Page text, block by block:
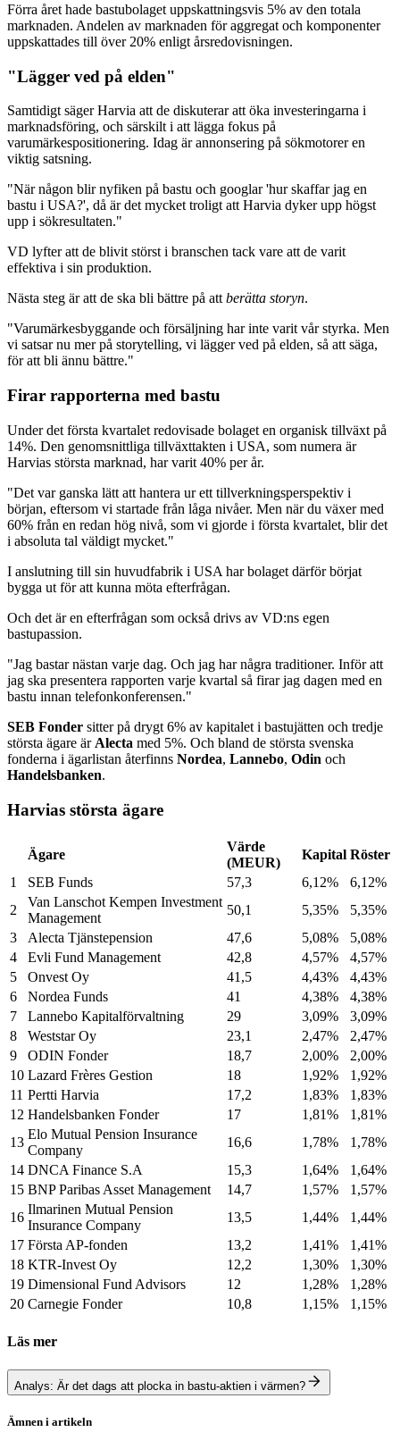
Förra året hade bastubolaget uppskattningsvis 5% av den totala
marknaden. Andelen av marknaden för aggregat och komponenter
uppskattades till över 20% enligt årsredovisningen.
"Lägger ved på elden"
Samtidigt säger Harvia att de diskuterar att öka investeringarna i
marknadsföring, och särskilt i att lägga fokus på
varumärkespositionering. Idag är annonsering på sökmotorer en
viktig satsning.
"När någon blir nyfiken på bastu och googlar 'hur skaffar jag en
bastu i USA?', då är det mycket troligt att Harvia dyker upp högst
upp i sökresultaten."
VD lyfter att de blivit störst i branschen tack vare att de varit
effektiva i sin produktion.
Nästa steg är att de ska bli bättre på att berätta storyn.
"Varumärkesbyggande och försäljning har inte varit vår styrka. Men
vi satsar nu mer på storytelling, vi lägger ved på elden, så att säga,
för att bli ännu bättre."
Firar rapporterna med bastu
Under det första kvartalet redovisade bolaget en organisk tillväxt på
14%. Den genomsnittliga tillväxttakten i USA, som numera är
Harvias största marknad, har varit 40% per år.
"Det var ganska lätt att hantera ur ett tillverkningsperspektiv i
början, eftersom vi startade från låga nivåer. Men när du växer med
60% från en redan hög nivå, som vi gjorde i första kvartalet, blir det
i absoluta tal väldigt mycket."
I anslutning till sin huvudfabrik i USA har bolaget därför börjat
bygga ut för att kunna möta efterfrågan.
Och det är en efterfrågan som också drivs av VD:ns egen
bastupassion.
"Jag bastar nästan varje dag. Och jag har några traditioner. Inför att
jag ska presentera rapporten varje kvartal så firar jag dagen med en
bastu innan telefonkonferensen."
SEB Fonder sitter på drygt 6% av kapitalet i bastujätten och tredje
största ägare är Alecta med 5%. Och bland de största svenska
fonderna i ägarlistan återfinns Nordea, Lannebo, Odin och
Handelsbanken.
Harvias största ägare
Ägare
Värde
(MEUR)
Kapital Röster
1
SEB Funds 57,3 6,12%
6,12%
2
Van Lanschot Kempen Investment
Management
50,1 5,35%
5,35%
3
Alecta Tjänstepension 47,6 5,08%
5,08%
4
Evli Fund Management 42,8 4,57%
4,57%
5
Onvest Oy 41,5 4,43%
4,43%
6
Nordea Funds 41 4,38%
4,38%
7
Lannebo Kapitalförvaltning 29 3,09%
3,09%
8
Weststar Oy 23,1 2,47%
2,47%
9
ODIN Fonder 18,7 2,00%
2,00%
10 Lazard Frères Gestion 18 1,92%
1,92%
11 Pertti Harvia 17,2 1,83%
1,83%
12 Handelsbanken Fonder 17 1,81%
1,81%
13
Elo Mutual Pension Insurance
Company
16,6 1,78%
1,78%
14 DNCA Finance S.A 15,3 1,64%
1,64%
15 BNP Paribas Asset Management 14,7 1,57%
1,57%
16
Ilmarinen Mutual Pension
Insurance Company
13,5 1,44%
1,44%
17 Första AP-fonden 13,2 1,41%
1,41%
18 KTR-Invest Oy 12,2 1,30%
1,30%
19 Dimensional Fund Advisors 12 1,28%
1,28%
20 Carnegie Fonder 10,8 1,15% 1,15%
Läs mer
Analys: Är det dags att plocka in bastu-aktien i värmen?
Ämnen i artikeln